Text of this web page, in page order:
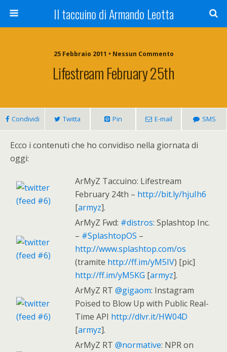
Il taccuino di Armando Leotta
25 Febbraio 2011 • Nessun Commento
Lifestream February 25th
Condividi Twitta Pin E-mail SMS
Ecco i contenuti che ho convidiso nella giornata di
oggi:
ArMyZ Taccuino: Lifestream
February 24th – http://bit.ly/hjuIh6
[armyz].
ArMyZ Fwd: #distros: Splashtop Inc.
– #SplashtopOS –
http://www.splashtop.com/os
(tramite http://ff.im/yM5IV) [pic]
http://ff.im/yM5KG [armyz].
ArMyZ RT @gigaom: Instagram
Poised to Blow Up with Public Real-
Time API http://dlvr.it/HW04D
[armyz].
ArMyZ RT @normative: NPR on